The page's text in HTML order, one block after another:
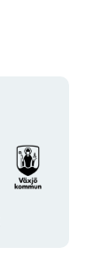
Organisationens
logotyp